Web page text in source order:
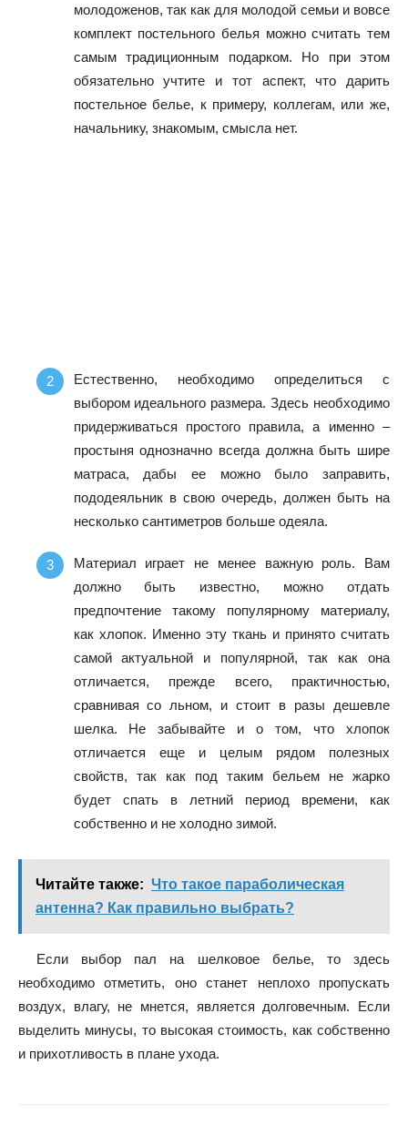
молодоженов, так как для молодой семьи и вовсе
комплект постельного белья можно считать тем
самым традиционным подарком. Но при этом
обязательно учтите и тот аспект, что дарить
постельное белье, к примеру, коллегам, или же,
начальнику, знакомым, смысла нет.
Естественно, необходимо определиться с
выбором идеального размера. Здесь необходимо
придерживаться простого правила, а именно –
простыня однозначно всегда должна быть шире
матраса, дабы ее можно было заправить,
пододеяльник в свою очередь, должен быть на
несколько сантиметров больше одеяла.
Материал играет не менее важную роль. Вам
должно быть известно, можно отдать
предпочтение такому популярному материалу,
как хлопок. Именно эту ткань и принято считать
самой актуальной и популярной, так как она
отличается, прежде всего, практичностью,
сравнивая со льном, и стоит в разы дешевле
шелка. Не забывайте и о том, что хлопок
отличается еще и целым рядом полезных
свойств, так как под таким бельем не жарко
будет спать в летний период времени, как
собственно и не холодно зимой.
Читайте также: Что такое параболическая
антенна? Как правильно выбрать?
Если выбор пал на шелковое белье, то здесь
необходимо отметить, оно станет неплохо пропускать
воздух, влагу, не мнется, является долговечным. Если
выделить минусы, то высокая стоимость, как собственно
и прихотливость в плане ухода.